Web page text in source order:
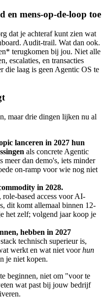
en mens-op-de-loop toe
dat je achteraf kunt zien wat
Audit-trail. Wat dan ook.
terugkomen bij jou. Niet alle
escalaties, en transacties
die laag is geen Agentic OS te
maar drie dingen lijken nu al
lanceren in 2027 hun
als concrete Agentic
dan demo's, iets minder
on-ramp voor wie nog niet
in 2028.
based access voor AI-
dit komt allemaal binnen 12-
het zelf; volgend jaar koop je
hebben in 2027
technisch superieur is,
werkt en wat niet voorhun
je niet kopen.
beginnen, niet om "voor te
wat past bij jouw bedrijf